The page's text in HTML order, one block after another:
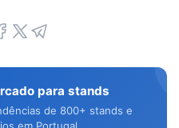
para stands
de 800+ stands e
em Portugal.